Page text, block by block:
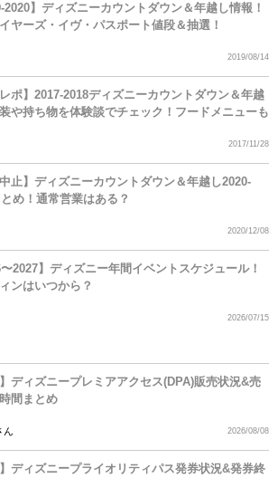
2020】ディズニーカウントダウン＆年越し情報！
ヤーズ・イヴ・パスポート値段＆抽選！
2019/08/14
レポ】2017-2018ディズニーカウントダウン＆年越
や持ち物を体験談でチェック！フードメニューも
2017/11/28
中止】ディズニーカウントダウン＆年越し2020-
め！通常営業はある？
2020/12/08
〜2027】ディズニー年間イベントスケジュール！
ンはいつから？
2026/07/15
】ディズニープレミアアクセス(DPA)販売状況&売
間まとめ
ん 2026/08/08
】ディズニープライオリティパス発券状況&発券終